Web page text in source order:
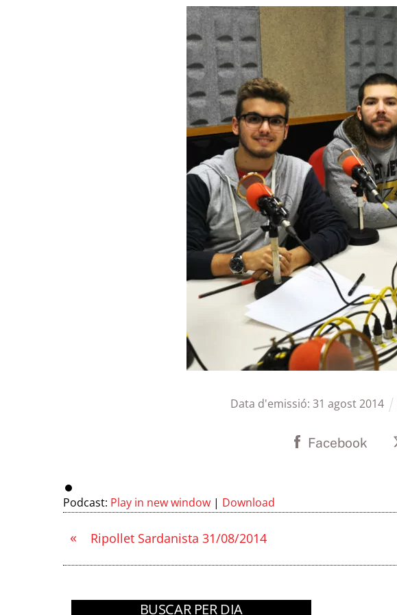
Data d'emissió:31 agost2014
Facebook
Podcast: Play in new window | Download
« Ripollet Sardanista 31/08/2014
BUSCAR PER DIA